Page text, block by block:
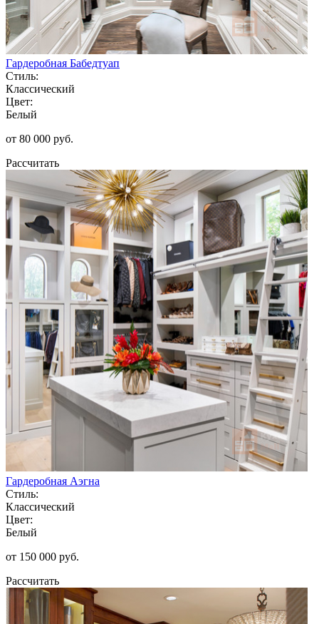
Гардеробная Бабедтуап
Стиль:
Классический
Цвет:
Белый
от 80 000 руб.
Рассчитать
Гардеробная Аэгна
Стиль:
Классический
Цвет:
Белый
от 150 000 руб.
Рассчитать